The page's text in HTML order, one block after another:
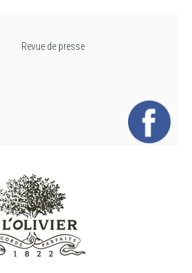
Revue de presse